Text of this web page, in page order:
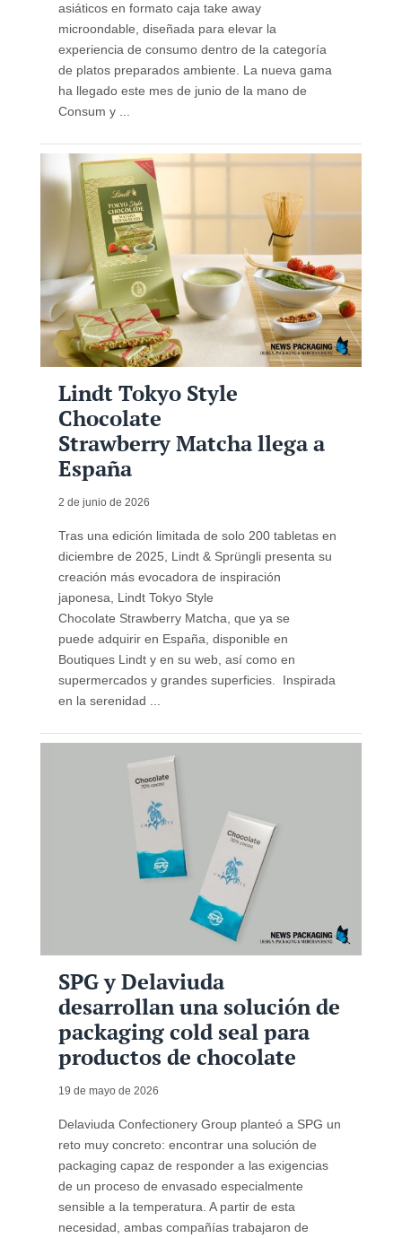
asiáticos en formato caja take away
microondable, diseñada para elevar la
experiencia de consumo dentro de la categoría
de platos preparados ambiente. La nueva gama
ha llegado este mes de junio de la mano de
Consum y ...
Lindt Tokyo Style
Chocolate
Strawberry Matcha llega a
España
2 de junio de 2026
Tras una edición limitada de solo 200 tabletas en
diciembre de 2025, Lindt & Sprüngli presenta su
creación más evocadora de inspiración
japonesa, Lindt Tokyo Style
Chocolate Strawberry Matcha, que ya se
puede adquirir en España, disponible en
Boutiques Lindt y en su web, así como en
supermercados y grandes superficies. Inspirada
en la serenidad ...
SPG y Delaviuda
desarrollan una solución de
packaging cold seal para
productos de chocolate
19 de mayo de 2026
Delaviuda Confectionery Group planteó a SPG un
reto muy concreto: encontrar una solución de
packaging capaz de responder a las exigencias
de un proceso de envasado especialmente
sensible a la temperatura. A partir de esta
necesidad, ambas compañías trabajaron de